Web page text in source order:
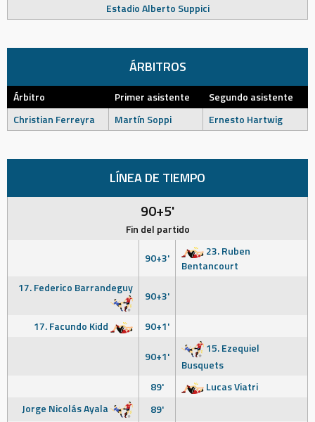
Estadio Alberto Suppici
ÁRBITROS
Árbitro Primer asistente
Segundo asistente
Christian Ferreyra
Martín Soppi Ernesto Hartwig
LÍNEA DE TIEMPO
90+5'
Fin del partido
90+3'
23. Ruben
Bentancourt
17. Federico Barrandeguy
90+3'
17. Facundo Kidd 90+1'
90+1'
15. Ezequiel
Busquets
89'
Lucas Viatri
Jorge Nicolás Ayala
89'